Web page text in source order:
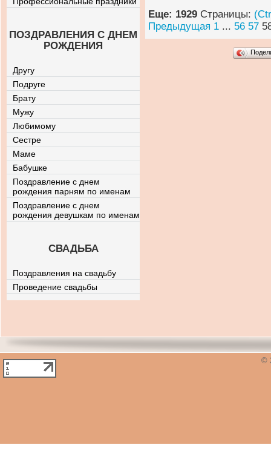
Еще: 1929 Страницы:
Предыдущая 1 ... 56 57
ПОЗДРАВЛЕНИЯ С ДНЕМ
РОЖДЕНИЯ
Другу
Подруге
Брату
Мужу
Любимому
Сестре
Маме
Бабушке
Поздравление с днем
рождения парням по именам
Поздравление с днем
рождения девушкам по именам
СВАДЬБА
Поздравления на свадьбу
Проведение свадьбы
©